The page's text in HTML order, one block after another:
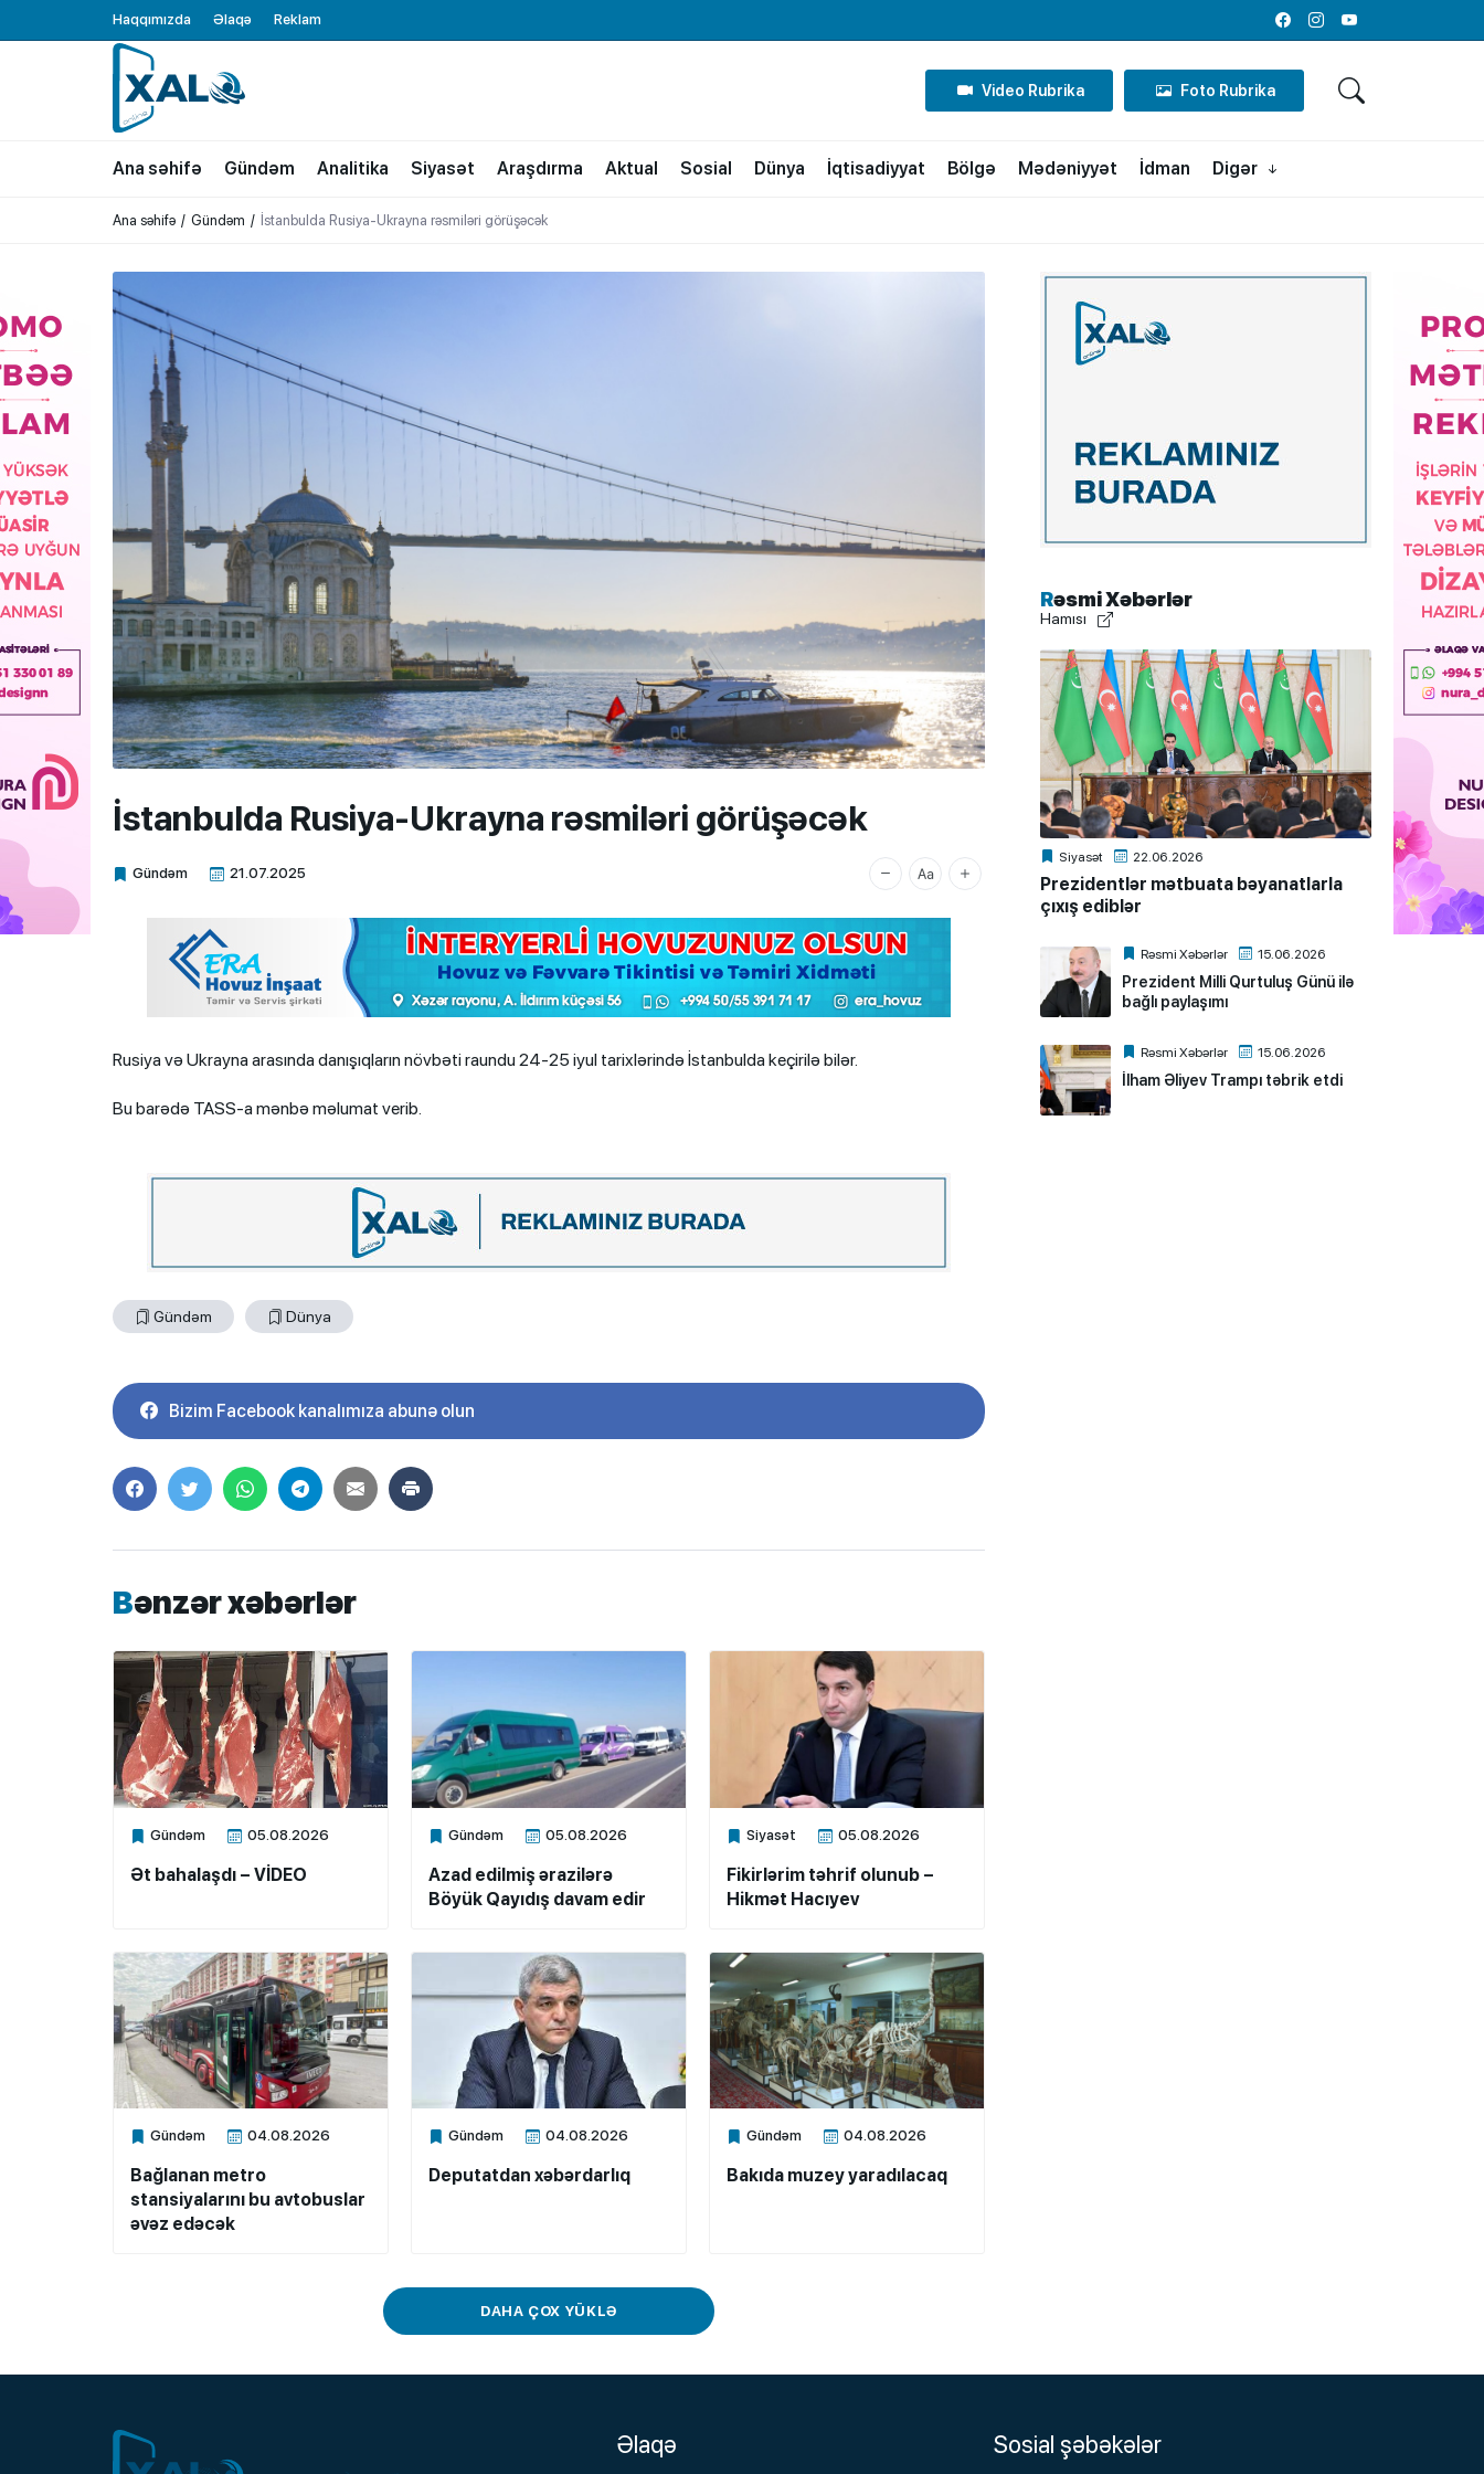
Haqqımızda Əlaqə Reklam
FacebookInstagramYoutube
XALQ.ONLINE
ONLAYN PLATFORMA
Video Rubrika Foto Rubrika
Ana səhifə Gündəm Analitika Siyasət Araşdırma Aktual Sosial Dünya İqtisadiyyat Bölgə Mədəniyyət İdman Digər
Ana səhifə Gündəm İstanbulda Rusiya-Ukrayna rəsmiləri görüşəcək
İstanbulda Rusiya-Ukrayna rəsmiləri görüşəcək
Gündəm 21.07.2025
Xalq.Online
Rusiya və Ukrayna arasında danışıqların növbəti raundu 24-25 iyul tarixlərində İstanbulda keçirilə bilər.
Bu barədə TASS-a mənbə məlumat verib.
Gündəm Dünya
Bizim Facebook kanalımıza abunə olun
Bənzər xəbərlər
Gündəm 05.08.2026
Xalq.Online
Ət bahalaşdı – VİDEO
Gündəm 05.08.2026
Xalq.Online
Azad edilmiş ərazilərə
Böyük Qayıdış davam edir
Siyasət 05.08.2026
Xalq.Online
Fikirlərim təhrif olunub –
Hikmət Hacıyev
Gündəm 04.08.2026
Xalq.Online
Bağlanan metro
stansiyalarını bu avtobuslar
əvəz edəcək
Gündəm 04.08.2026
Xalq.Online
Deputatdan xəbərdarlıq
Gündəm 04.08.2026
Xalq.Online
Bakıda muzey yaradılacaq
DAHA ÇOX YÜKLƏ
Rəsmi Xəbərlər
Hamısı
Siyasət 22.06.2026
Prezidentlər mətbuata bəyanatlarla
çıxış ediblər
Rəsmi Xəbərlər 15.06.2026
Prezident Milli Qurtuluş Günü ilə
bağlı paylaşımı
Rəsmi Xəbərlər 15.06.2026
İlham Əliyev Trampı təbrik etdi
Əlaqə Sosial şəbəkələr